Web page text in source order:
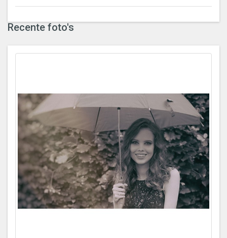
Recente foto's